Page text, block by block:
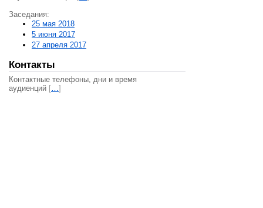
Заседания:
25 мая 2018
5 июня 2017
27 апреля 2017
Контакты
Контактные телефоны, дни и время
аудиенций […]